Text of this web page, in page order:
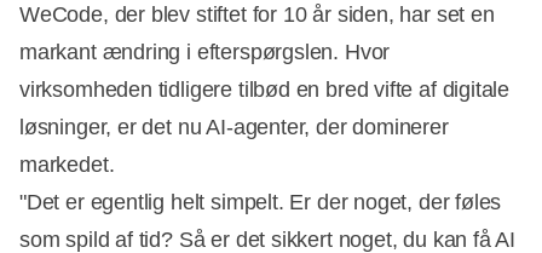
WeCode, der blev stiftet for 10 år siden, har set en
markant ændring i efterspørgslen. Hvor
virksomheden tidligere tilbød en bred vifte af digitale
løsninger, er det nu AI-agenter, der dominerer
markedet.
"Det er egentlig helt simpelt. Er der noget, der føles
som spild af tid? Så er det sikkert noget, du kan få AI